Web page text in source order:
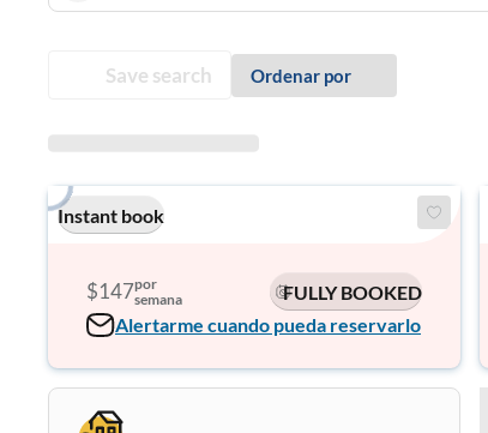
Save search Ordenar por
Instant book
$147por
semana
FULLY BOOKED
Alertarme cuando pueda reservarlo